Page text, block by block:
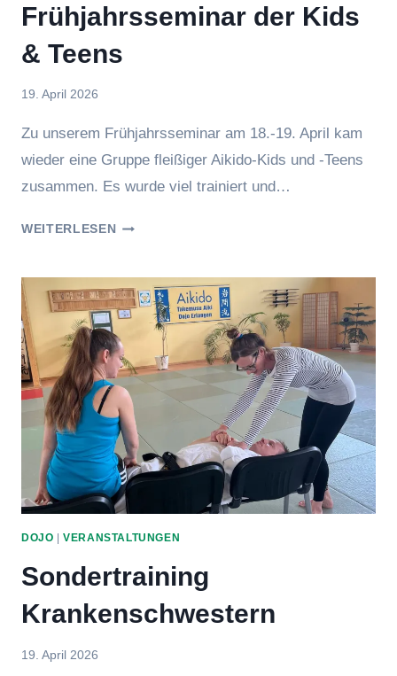
Frühjahrsseminar der Kids
& Teens
Von
Raufer
19. April 2026
Zu unserem Frühjahrsseminar am 18.-19. April kam
wieder eine Gruppe fleißiger Aikido-Kids und -Teens
zusammen. Es wurde viel trainiert und…
WEITERLESENFRÜHJAHRSSEMINAR
&
TEENS
DOJO |VERANSTALTUNGEN
Sondertraining
Krankenschwestern
Von
19. April 2026